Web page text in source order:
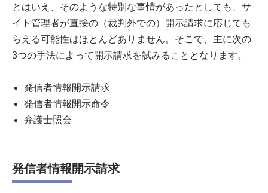
とはいえ、そのような特別な事情があったとしても、サ
イト管理者が直接の（裁判外での）開示請求に応じても
らえる可能性はほとんどありません。そこで、主に次の
3つの手法によって開示請求を試みることとなります。
発信者情報開示請求
発信者情報開示命令
弁護士照会
発信者情報開示請求